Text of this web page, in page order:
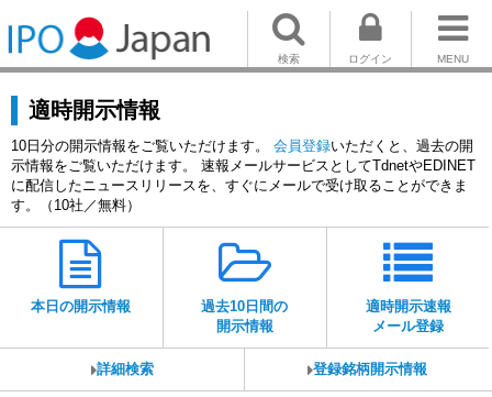
MENU
ログイン
検索
適時開示情報
10日分の開示情報をご覧いただけます。 会員登録いただくと、過去の開
示情報をご覧いただけます。 速報メールサービスとしてTdnetやEDINET
に配信したニュースリリースを、すぐにメールで受け取ることができま
す。（10社／無料）
本日の開示情報
過去10日間の
開示情報
適時開示速報
メール登録
詳細検索 登録銘柄開示情報